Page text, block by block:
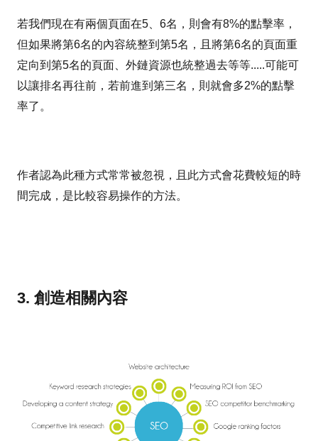
若我們現在有兩個頁面在5、6名，則會有8%的點擊率，
但如果將第6名的內容統整到第5名，且將第6名的頁面重
定向到第5名的頁面、外鏈資源也統整過去等等.....可能可
以讓排名再往前，若前進到第三名，則就會多2%的點擊
率了。
作者認為此種方式常常被忽視，且此方式會花費較短的時
間完成，是比較容易操作的方法。
3. 創造相關內容